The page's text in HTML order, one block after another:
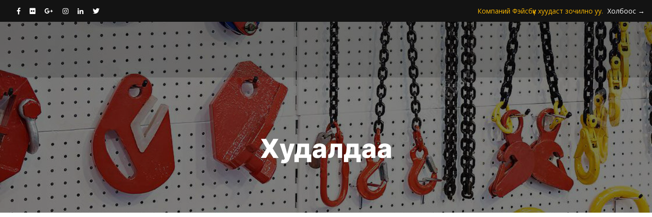
Компаний Фэйсбүүк хуудаст зочилно уу. Холбоос →
Худалдаа